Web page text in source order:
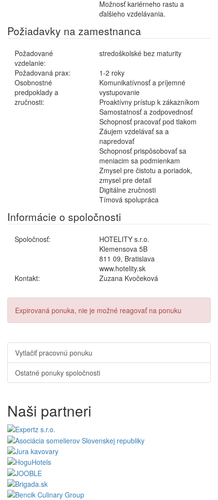
Možnosť kariérneho rastu a
ďalšieho vzdelávania.
Požiadavky na zamestnanca
Požadované
vzdelanie:
stredoškolské bez maturity
Požadovaná prax:
1-2 roky
Osobnostné
predpoklady a
zručnosti:
Komunikatívnosť a príjemné
vystupovanie
Proaktívny prístup k zákazníkom
Samostatnosť a zodpovednosť
Schopnosť pracovať pod tlakom
Záujem vzdelávať sa a
napredovať
Schopnosť prispôsobovať sa
meniacim sa podmienkam
Zmysel pre čistotu a poriadok,
zmysel pre detail
Digitálne zručnosti
Tímová spolupráca
Informácie o spoločnosti
Spoločnosť:
HOTELITY s.r.o.
Klemensova 5B
811 09, Bratislava
www.hotelity.sk
Kontakt:
Zuzana Kvočeková
Expirovaná ponuka, nie je možné reagovať na ponuku
Vytlačiť pracovnú ponuku
Ostatné ponuky spoločnosti
Naši partneri